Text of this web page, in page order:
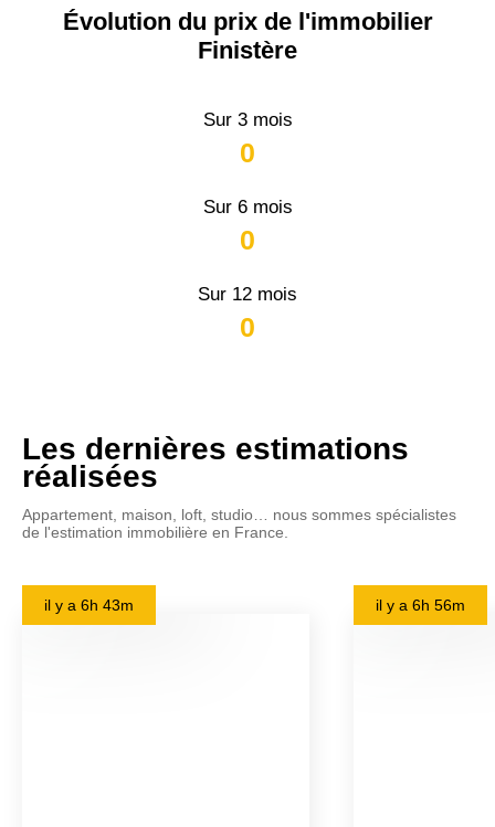
Évolution du prix de l'immobilier
Finistère
Sur 3 mois
0
Sur 6 mois
0
Sur 12 mois
0
Les dernières estimations
réalisées
Appartement, maison, loft, studio… nous sommes spécialistes
de l'estimation immobilière en France.
il y a 6h 43m il y a 6h 56m